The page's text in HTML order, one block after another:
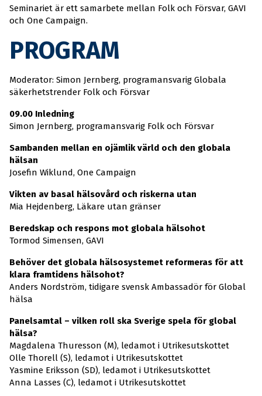
Seminariet är ett samarbete mellan Folk och Försvar, GAVI
och One Campaign.
PROGRAM
Moderator: Simon Jernberg, programansvarig Globala
säkerhetstrender Folk och Försvar
09.00 Inledning
Simon Jernberg, programansvarig Folk och Försvar
Sambanden mellan en ojämlik värld och den globala
hälsan
Josefin Wiklund, One Campaign
Vikten av basal hälsovård och riskerna utan
Mia Hejdenberg, Läkare utan gränser
Beredskap och respons mot globala hälsohot
Tormod Simensen, GAVI
Behöver det globala hälsosystemet reformeras för att
klara framtidens hälsohot?
Anders Nordström, tidigare svensk Ambassadör för Global
hälsa
Panelsamtal – vilken roll ska Sverige spela för global
hälsa?
Magdalena Thuresson (M), ledamot i Utrikesutskottet
Olle Thorell (S), ledamot i Utrikesutskottet
Yasmine Eriksson (SD), ledamot i Utrikesutskottet
Anna Lasses (C), ledamot i Utrikesutskottet